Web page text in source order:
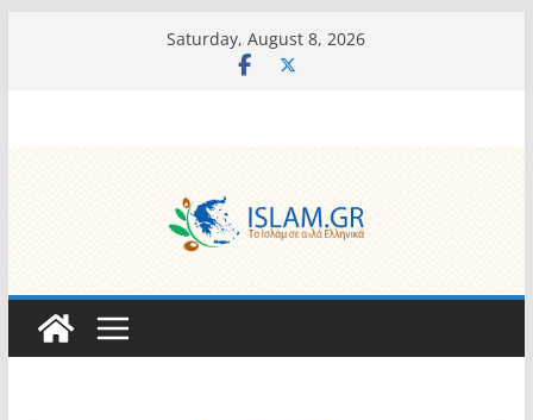
Saturday, August 8, 2026